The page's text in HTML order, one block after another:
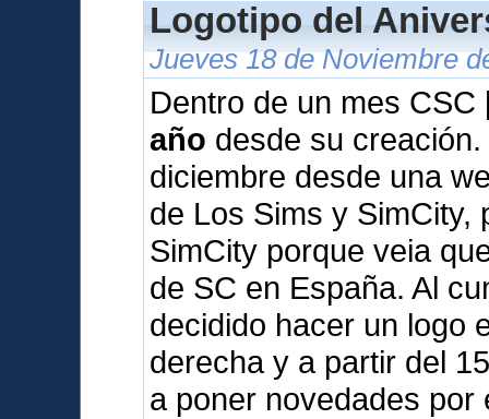
Logotipo del
Jueves 18 de Noviembre
Dentro de un mes
año desde su
diciembre desde una
de Los Sims y SimCity,
SimCity porque veia
de SC en España. Al
decidido hacer un logo
derecha y a partir del
a poner novedades